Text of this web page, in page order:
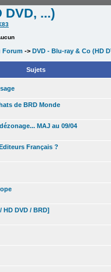
DVD, ...)
Forum -> DVD - Blu-ray & Co (HD
Sujets
de BRD Monde
MAJ au 09/04
Français ?
DVD / BRD]